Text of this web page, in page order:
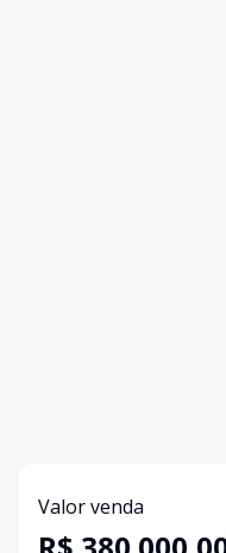
Valor venda